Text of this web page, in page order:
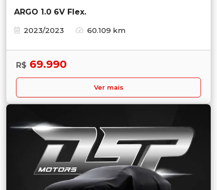
ARGO 1.0 6V Flex.
2023/2023
60.109 km
R$ 69.990
Ver mais